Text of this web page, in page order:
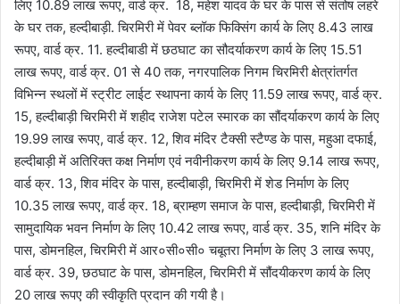
लिए 10.89 लाख रूपए, वार्ड क्र. 18, महेश यादव के घर के पास से संतोष लहरे
के घर तक, हल्दीबाड़ी. चिरमिरी में पेवर ब्लॉक फिक्सिंग कार्य के लिए 8.43 लाख
रूपए, वार्ड क्र. 11. हल्दीबाडी में छठघाट का सौदर्याकरण कार्य के लिए 15.51
लाख रूपए, वार्ड क्र. 01 से 40 तक, नगरपालिक निगम चिरमिरी क्षेत्रांतर्गत
विभिन्न स्थलों में स्ट्रीट लाईट स्थापना कार्य के लिए 11.59 लाख रूपए, वार्ड क्र.
15, हल्दीबाड़ी चिरमिरी में शहीद राजेश पटेल स्मारक का सौंदर्याकरण कार्य के लिए
19.99 लाख रूपए, वार्ड क्र. 12, शिव मंदिर टैक्सी स्टैण्ड के पास, महुआ दफाई,
हल्दीबाड़ी में अतिरिक्त कक्ष निर्माण एवं नवीनीकरण कार्य के लिए 9.14 लाख रूपए,
वार्ड क्र. 13, शिव मंदिर के पास, हल्दीबाड़ी, चिरमिरी में शेड निर्माण के लिए
10.35 लाख रूपए, वार्ड क्र. 18, ब्राम्हण समाज के पास, हल्दीबाड़ी, चिरमिरी में
सामुदायिक भवन निर्माण के लिए 10.42 लाख रूपए, वार्ड क्र. 35, शनि मंदिर के
पास, डोमनहिल, चिरमिरी में आर०सी०सी० चबूतरा निर्माण के लिए 3 लाख रूपए,
वार्ड क्र. 39, छठघाट के पास, डोमनहिल, चिरमिरी में सौंदयीकरण कार्य के लिए
20 लाख रूपए की स्वीकृति प्रदान की गयी है।